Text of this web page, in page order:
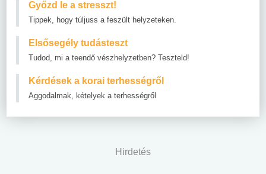
Győzd le a stresszt!
Tippek, hogy túljuss a feszült helyzeteken.
Elsősegély tudásteszt
Tudod, mi a teendő vészhelyzetben? Teszteld!
Kérdések a korai terhességről
Aggodalmak, kételyek a terhességről
Hirdetés